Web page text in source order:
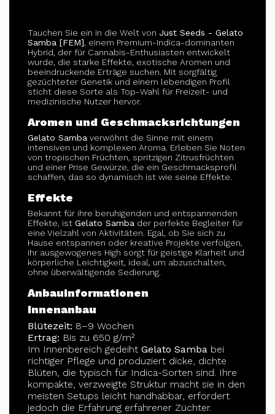
Tauchen Sie ein in die Welt von Just Seeds - Gelato
Samba [FEM], einem Premium-Indica-dominanten
Hybrid, der für Cannabis-Enthusiasten entwickelt
wurde, die starke Effekte, exotische Aromen und
beeindruckende Erträge suchen. Mit sorgfältig
gezüchteter Genetik und einem lebendigen Profil
sticht diese Sorte als Top-Wahl für Freizeit- und
medizinische Nutzer hervor.
Aromen und Geschmacksrichtungen
Gelato Samba verwöhnt die Sinne mit einem
intensiven und komplexen Aroma. Erleben Sie Noten
von tropischen Früchten, spritzigen Zitrusfrüchten
und einer Prise Gewürze, die ein Geschmacksprofil
schaffen, das so dynamisch ist wie seine Effekte.
Effekte
Bekannt für ihre beruhigenden und entspannenden
Effekte, ist Gelato Samba der perfekte Begleiter für
eine Vielzahl von Aktivitäten. Egal, ob Sie sich zu
Hause entspannen oder kreative Projekte verfolgen,
ihr ausgewogenes High sorgt für geistige Klarheit und
körperliche Leichtigkeit, ideal, um abzuschalten,
ohne überwältigende Sedierung.
Anbauinformationen
Innenanbau
Blütezeit: 8–9 Wochen
Ertrag: Bis zu 650 g/m²
Im Innenbereich gedeiht Gelato Samba bei
richtiger Pflege und produziert dicke, dichte
Blüten, die typisch für Indica-Sorten sind. Ihre
kompakte, verzweigte Struktur macht sie in den
meisten Setups leicht handhabbar, erfordert
jedoch die Erfahrung erfahrener Züchter.